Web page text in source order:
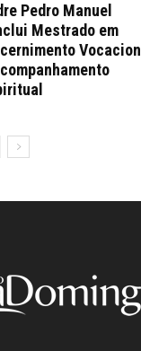
Pedro Manuel
Mestrado em